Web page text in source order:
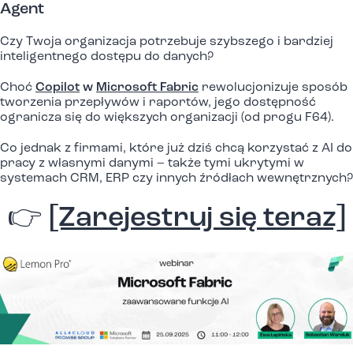
Agent
Czy Twoja organizacja potrzebuje szybszego i bardziej
inteligentnego dostępu do danych?
Choć Copilot w Microsoft Fabric rewolucjonizuje sposób
tworzenia przepływów i raportów, jego dostępność
ogranicza się do większych organizacji (od progu F64).
Co jednak z firmami, które już dziś chcą korzystać z AI do
pracy z własnymi danymi – także tymi ukrytymi w
systemach CRM, ERP czy innych źródłach wewnętrznych?
👉 [Zarejestruj się teraz]